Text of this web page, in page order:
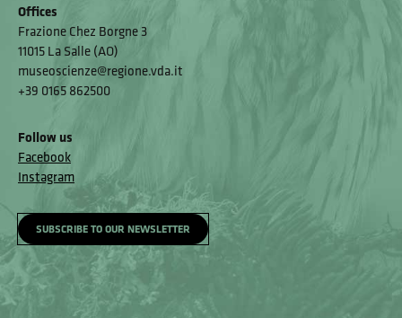
Offices
Frazione Chez Borgne 3
11015 La Salle (AO)
museoscienze@regione.vda.it
+39 0165 862500
Follow us
Facebook
Instagram
SUBSCRIBE TO OUR NEWSLETTER